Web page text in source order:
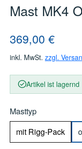
Mast MK4
Regulärer Preis:
369,00 €
inkl. MwSt. zzgl.
Artikel ist lagernd
Masttypauswählen
mit Rigg-Pack